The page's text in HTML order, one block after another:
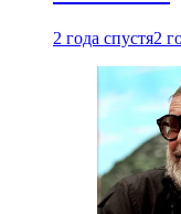
2 года спустя2